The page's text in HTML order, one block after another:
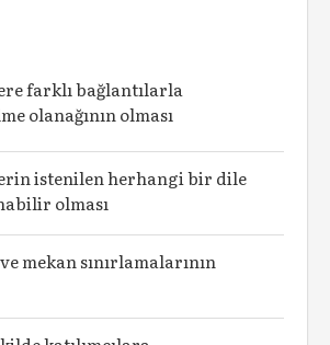
farklı bağlantılarla
olanağının olması
istenilen herhangi bir dile
olması
mekan sınırlamalarının